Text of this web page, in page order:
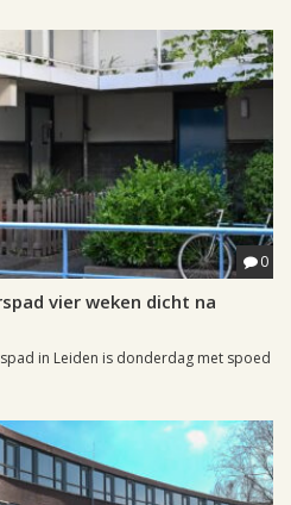
0
vier weken dicht na
in Leiden is donderdag met spoed